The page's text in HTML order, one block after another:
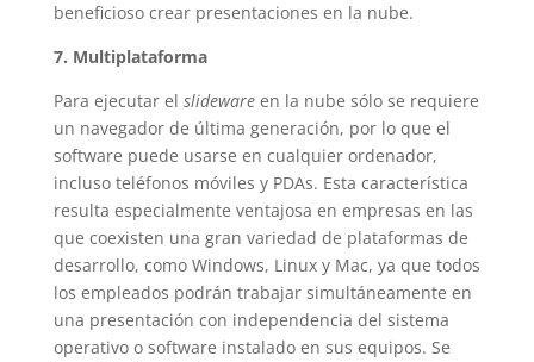
beneficioso crear presentaciones en la nube.
7. Multiplataforma
Para ejecutar el slidewareen la nube sólo se requiere
un navegador de última generación, por lo que el
software puede usarse en cualquier ordenador,
incluso teléfonos móviles y PDAs. Esta característica
resulta especialmente ventajosa en empresas en las
que coexisten una gran variedad de plataformas de
desarrollo, como Windows, Linux y Mac, ya que todos
los empleados podrán trabajar simultáneamente en
una presentación con independencia del sistema
operativo o software instalado en sus equipos. Se